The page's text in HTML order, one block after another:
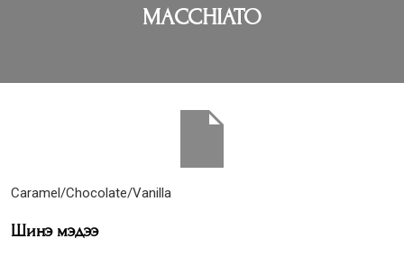
MACCHIATO
Caramel/Chocolate/Vanilla
Шинэ мэдээ